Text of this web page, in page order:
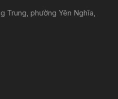
Trung, phường Yên Nghĩa,